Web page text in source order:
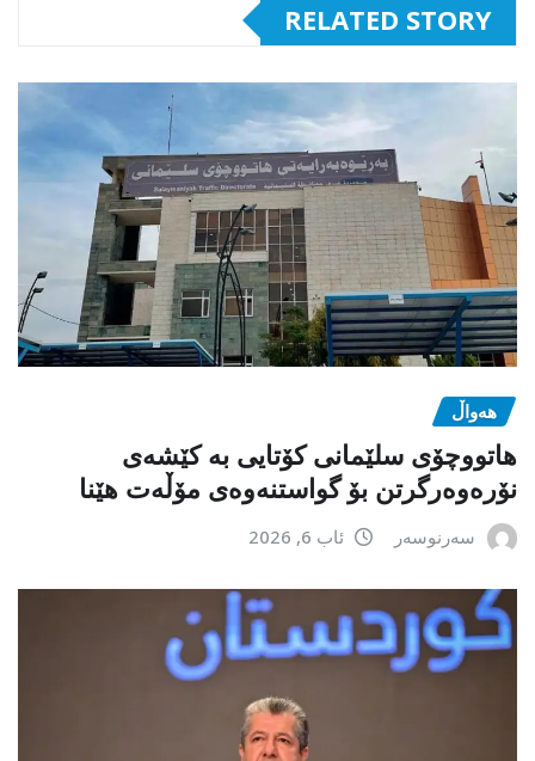
RELATED STORY
هەواڵ
هاتووچۆی سلێمانی کۆتایی بە کێشەی
نۆرەوەرگرتن بۆ گواستنەوەی مۆڵەت هێنا
سەرنوسەر ئاب 6, 2026